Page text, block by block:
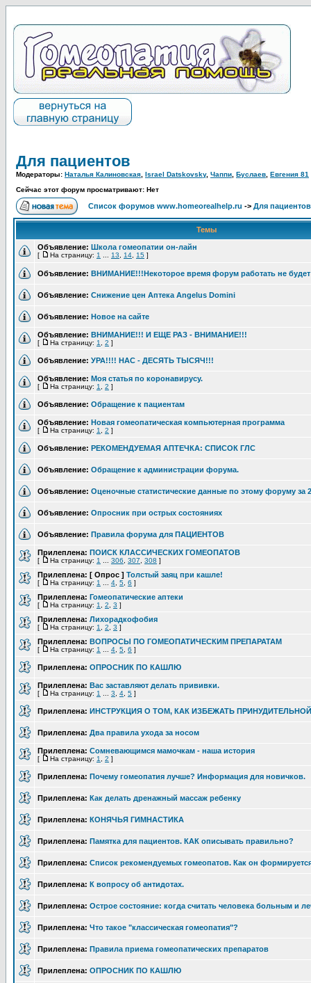
Для пациентов
Модераторы: Наталья Калиновская Israel Datskovsky, Чаппи Буслаев Евгения 81
Сейчас этот форум просматривают: Нет
Список форумов www.homeorealhelp.ru -> Для пациентов
Темы
Объявление: Школа гомеопатии он-лайн
[ На страницу: 1 13 14 15 ]
Объявление: ВНИМАНИЕ!!!Некоторое время форум работать не
Объявление: Снижение цен Аптека Angelus Domini
Объявление: Новое на сайте
Объявление: ВНИМАНИЕ!!! И ЕЩЕ РАЗ - ВНИМАНИЕ!!!
[ На страницу: 1 2 ]
Объявление: УРА!!!! НАС - ДЕСЯТЬ ТЫСЯЧ!!!
Объявление: Моя статья по коронавирусу.
[ На страницу: 1 2 ]
Объявление: Обращение к пациентам
Объявление: Новая гомеопатическая компьютерная программа
[ На страницу: 1 2 ]
Объявление: РЕКОМЕНДУЕМАЯ АПТЕЧКА: СПИСОК ГЛС
Объявление: Обращение к администрации форума.
Объявление: Оценочные статистические данные по этому форуму за
Объявление: Опросник при острых состояниях
Объявление: Правила форума для ПАЦИЕНТОВ
Прилеплена: ПОИСК КЛАССИЧЕСКИХ ГОМЕОПАТОВ
[ На страницу: 1 306 307 308 ]
Прилеплена: [ Опрос ] Толстый заяц при кашле!
[ На страницу: 1 4 5 6 ]
Прилеплена: Гомеопатические аптеки
[ На страницу: 1 2 3 ]
Прилеплена: Лихорадкофобия
[ На страницу: 1 2 3 ]
Прилеплена: ВОПРОСЫ ПО ГОМЕОПАТИЧЕСКИМ ПРЕПАРАТАМ
[ На страницу: 1 4 5 6 ]
Прилеплена: ОПРОСНИК ПО КАШЛЮ
Прилеплена: Вас заставляют делать прививки.
[ На страницу: 1 3 4 5 ]
Прилеплена: ИНСТРУКЦИЯ О ТОМ, КАК ИЗБЕЖАТЬ
Прилеплена: Два правила ухода за носом
Прилеплена: Сомневающимся мамочкам - наша история
[ На страницу: 1 2 ]
Прилеплена: Почему гомеопатия лучше? Информация для новичков.
Прилеплена: Как делать дренажный массаж ребенку
Прилеплена: КОНЯЧЬЯ ГИМНАСТИКА
Прилеплена: Памятка для пациентов. КАК описывать правильно?
Прилеплена: Список рекомендуемых гомеопатов. Как он
Прилеплена: К вопросу об антидотах.
Прилеплена: Острое состояние: когда считать человека больным и
Прилеплена: Что такое "классическая гомеопатия"?
Прилеплена: Правила приема гомеопатических препаратов
Прилеплена: ОПРОСНИК ПО КАШЛЮ